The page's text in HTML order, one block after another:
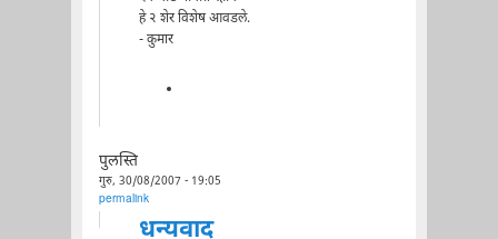
हे २ शेर विशेष आवडले.
- कुमार
पुलस्ति
गुरु, 30/08/2007 - 19:05
permalink
धन्यवाद